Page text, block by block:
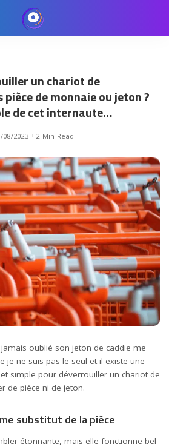
un chariot de
de monnaie ou jeton ?
de cet internaute…
08/2023 2 Min Read
oublié son jeton de caddie me
je ne suis pas le seul et il existe une
simple pour déverrouiller un chariot de
de pièce ni de jeton.
substitut de la pièce
étonnante, mais elle fonctionne bel